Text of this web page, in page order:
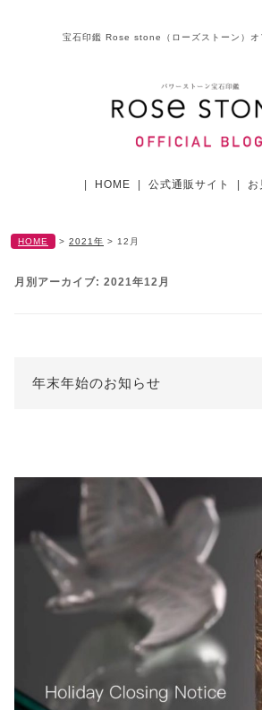
宝石印鑑 Rose stone（ローズストーン）オ
HOME 公式通販サイト お
HOME > 2021年 > 12月
月別アーカイブ: 2021年12月
年末年始のお知らせ